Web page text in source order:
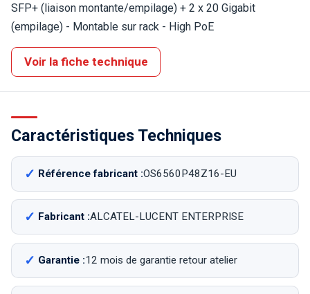
SFP+ (liaison montante/empilage) + 2 x 20 Gigabit
(empilage) - Montable sur rack - High PoE
Voir la fiche technique
Caractéristiques Techniques
Référence fabricant :OS6560P48Z16-EU
Fabricant :ALCATEL-LUCENT ENTERPRISE
Garantie :12 mois de garantie retour atelier